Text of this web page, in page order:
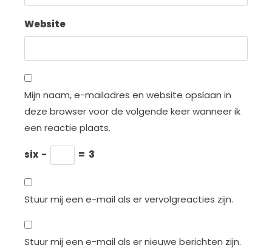
Website
Mijn naam, e-mailadres en website opslaan in
deze browser voor de volgende keer wanneer ik
een reactie plaats.
six − = 3
Stuur mij een e-mail als er vervolgreacties zijn.
Stuur mij een e-mail als er nieuwe berichten zijn.